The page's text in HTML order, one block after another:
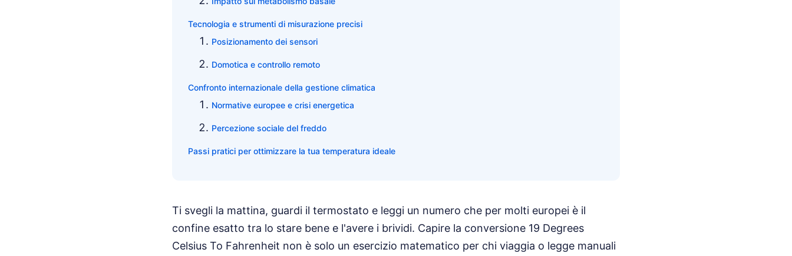
Tecnologia e strumenti di misurazione precisi
Posizionamento dei sensori
Domotica e controllo remoto
Confronto internazionale della gestione climatica
Normative europee e crisi energetica
Percezione sociale del freddo
Passi pratici per ottimizzare la tua temperatura ideale
Ti svegli la mattina, guardi il termostato e leggi un numero che per molti europei è il
confine esatto tra lo stare bene e l'avere i brividi. Capire la conversione 19 Degrees
Celsius To Fahrenheit non è solo un esercizio matematico per chi viaggia o legge manuali